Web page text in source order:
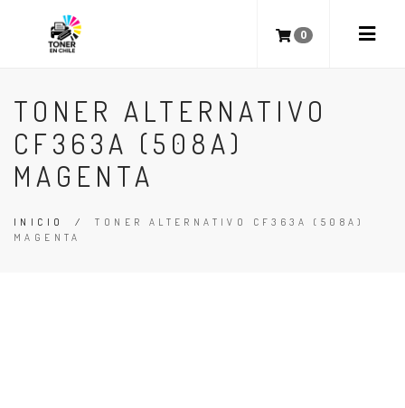
0
TONER ALTERNATIVO
CF363A (508A)
MAGENTA
INICIO /TONER ALTERNATIVO CF363A (508A)
MAGENTA